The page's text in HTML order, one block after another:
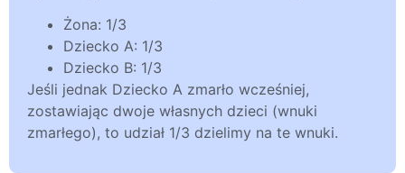
Żona: 1/3
Dziecko A: 1/3
Dziecko B: 1/3
Jeśli jednak Dziecko A zmarło wcześniej,
zostawiając dwoje własnych dzieci (wnuki
zmarłego), to udział 1/3 dzielimy na te wnuki.